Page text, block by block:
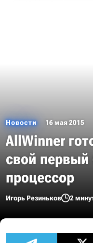
Новости 16 мая 2015
AllWinner
свой первый
процессор
Игорь Резиньков 2